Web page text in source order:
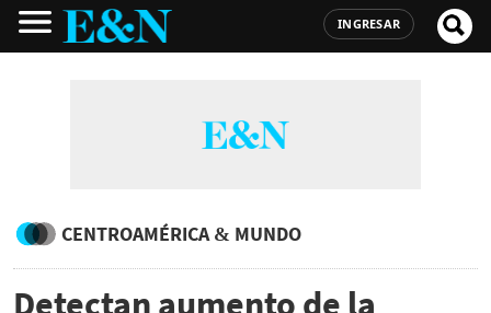
INGRESAR
CENTROAMÉRICA & MUNDO
Detectan aumento de la